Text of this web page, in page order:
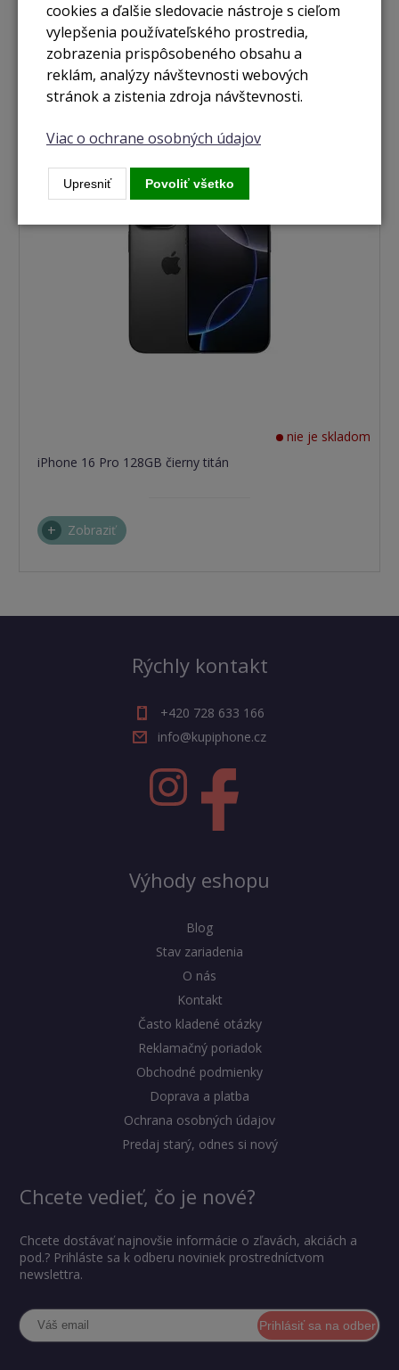
Zobraziť
Použité
nie je skladom
iPhone 16 Pro 128GB čierny titán
Zobraziť
Rýchly kontakt
+420 728 633 166
info@kupiphone.cz
Výhody eshopu
Blog
Stav zariadenia
O nás
Kontakt
Často kladené otázky
Reklamačný poriadok
Obchodné podmienky
Doprava a platba
Ochrana osobných údajov
Predaj starý, odnes si nový
Chcete vedieť, čo je nové?
Chcete dostávať najnovšie informácie o zľavách, akciách a
pod.? Prihláste sa k odberu noviniek prostredníctvom
newslettra.
Prihlásiť sa na odber
cookies a ďalšie sledovacie nástroje s cieľom
vylepšenia používateľského prostredia,
zobrazenia prispôsobeného obsahu a
reklám, analýzy návštevnosti webových
stránok a zistenia zdroja návštevnosti.
Viac o ochrane osobných údajov
Upresniť Povoliť všetko